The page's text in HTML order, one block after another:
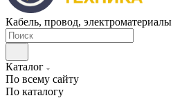
Кабель, провод, электроматериалы
Каталог
По всему сайту
По каталогу